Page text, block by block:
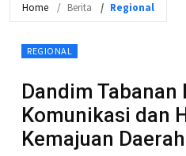
Home Berita Regional
REGIONAL
Dandim Tabanan
Komunikasi dan
Kemajuan Daerah